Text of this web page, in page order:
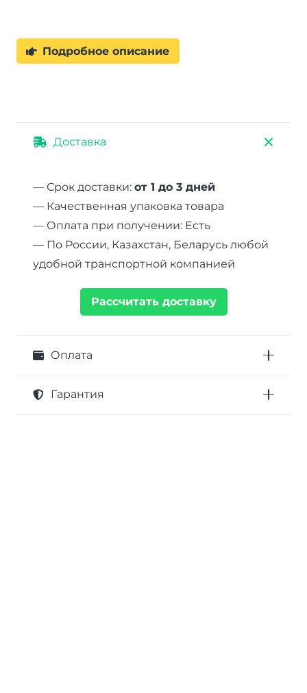
Подробное описание
Доставка
— Срок доставки: от 1 до 3 дней
— Качественная упаковка товара
— Оплата при получении: Есть
— По России, Казахстан, Беларусь любой
удобной транспортной компанией
Рассчитать доставку
Оплата
Гарантия